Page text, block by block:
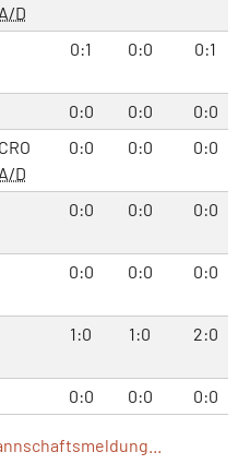
A/D
0:1 0:0 0:1
0:0 0:0
0:0
CRO
A/D
0:0 0:0 0:0
0:0 0:0 0:0
0:0 0:0 0:0
1:0 1:0 2:0
0:0 0:0 0:0